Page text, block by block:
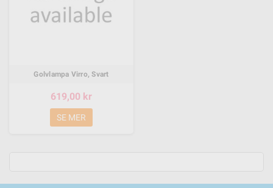
Golvlampa Virro, Svart
619,00 kr
SE MER